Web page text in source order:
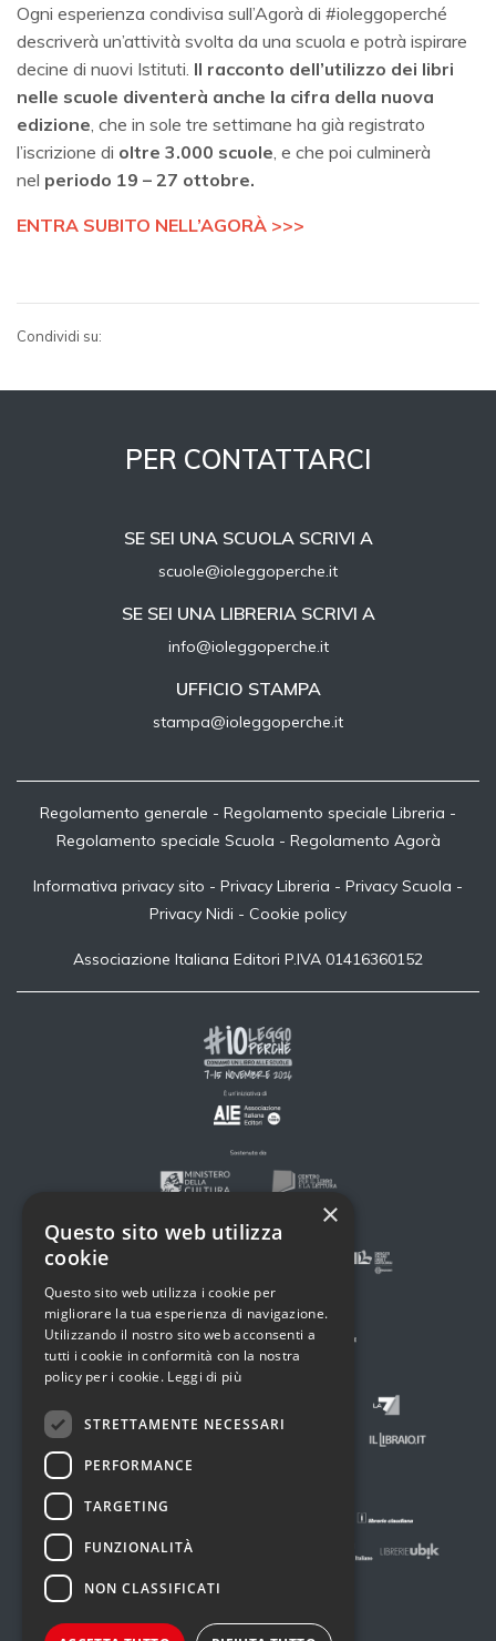
Ogni esperienza condivisa sull’Agorà di #ioleggoperché
descriverà un’attività svolta da una scuola e potrà ispirare
decine di nuovi Istituti. Il racconto dell’utilizzo dei libri
nelle scuole diventerà anche la cifra della nuova
edizione, che in sole tre settimane ha già registrato
l’iscrizione di oltre 3.000 scuole, e che poi culminerà
nel periodo 19 – 27 ottobre.
ENTRA SUBITO NELL’AGORÀ >>>
Condividi su:
PER CONTATTARCI
SE SEI UNA SCUOLA SCRIVI A
scuole@ioleggoperche.it
SE SEI UNA LIBRERIA SCRIVI A
info@ioleggoperche.it
UFFICIO STAMPA
stampa@ioleggoperche.it
Regolamento generale - Regolamento speciale Libreria -
Regolamento speciale Scuola - Regolamento Agorà
Informativa privacy sito - Privacy Libreria - Privacy Scuola -
Privacy Nidi - Cookie policy
Associazione Italiana Editori P.IVA 01416360152
×
Questo sito web utilizza
cookie
Questo sito web utilizza i cookie per
migliorare la tua esperienza di navigazione.
Utilizzando il nostro sito web acconsenti a
tutti i cookie in conformità con la nostra
policy per i cookie. Leggi di più
STRETTAMENTE NECESSARI
PERFORMANCE
TARGETING
FUNZIONALITÀ
NON CLASSIFICATI